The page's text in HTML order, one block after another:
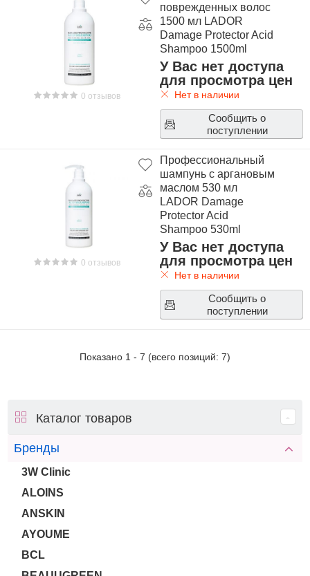
0 отзывов
поврежденных волос
1500 мл LADOR
Damage Protector Acid
Shampoo 1500ml
У Вас нет доступа
для просмотра цен
Нет в наличии
Сообщить о
поступлении
0 отзывов
Профессиональный
шампунь с аргановым
маслом 530 мл
LADOR Damage
Protector Acid
Shampoo 530ml
У Вас нет доступа
для просмотра цен
Нет в наличии
Сообщить о
поступлении
Показано 1 - 7 (всего позиций: 7)
Каталог товаров
Бренды
3W Clinic
ALOINS
ANSKIN
AYOUME
BCL